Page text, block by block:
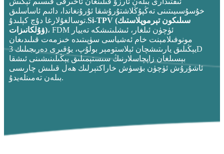
خۇسۇسىيىتىنى تەڭپۇڭلاشتۇرۇشقا ئۇرۇنغاندا، دائىم ئاساسلىق
توسالغۇلارغا دۇچ كېلىدۇ.Si-TPV (سىلىكون تېرموپلاستىك
ۋۇلكانىزات)، FDM ئۈچۈن ئىلغار، ئىشلىتىشكە تەييار
مونوفىلامېنت خام ئەشياسى سۈپىتىدە خىزمەت قىلىدىغان
يېڭىلىق يارىتىشچان ئېلاستومېر بولۇپ، يۇقىرى دەرىجىلىك 3D
بېسىلغان زاپچاسلارنىڭ سىستېمىلىق يېڭىلىنىشىنى ئىشقا
ئاشۇرۇش ئۈچۈن بۆسۈش خاراكتېرلىك ھەل قىلىش چارىسى
بىلەن تەمىنلەيدۇ.